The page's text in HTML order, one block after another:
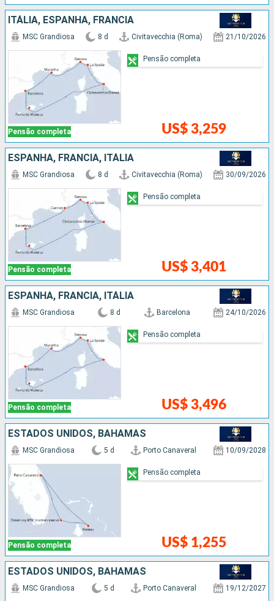
ITÁLIA, ESPANHA, FRANCIA
Pensão completa
MSC Grandiosa 8 d Civitavecchia (Roma) 21/10/2026
US$ 3,259
Pensão completa
ESPANHA, FRANCIA, ITÁLIA
Pensão completa
MSC Grandiosa 8 d Civitavecchia (Roma) 30/09/2026
US$ 3,401
Pensão completa
ESPANHA, FRANCIA, ITÁLIA
Pensão completa
MSC Grandiosa 8 d Barcelona 24/10/2026
US$ 3,496
Pensão completa
ESTADOS UNIDOS, BAHAMAS
Pensão completa
MSC Grandiosa 5 d Porto Canaveral 10/09/2028
US$ 1,255
Pensão completa
ESTADOS UNIDOS, BAHAMAS
MSC Grandiosa 5 d Porto Canaveral 19/12/2027